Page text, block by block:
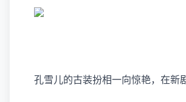
孔雪儿的古装扮相一向惊艳，在新